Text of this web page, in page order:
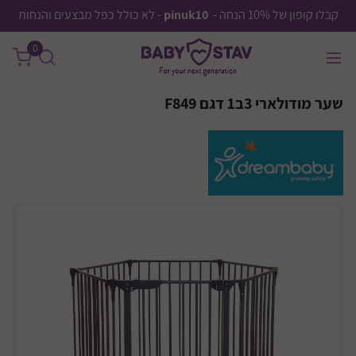
קבלו קופון של 10% הנחה - pinuk10 - לא כולל כפל מבצעים והנחות
0
שער מודולארי 3ב1 דגם F849